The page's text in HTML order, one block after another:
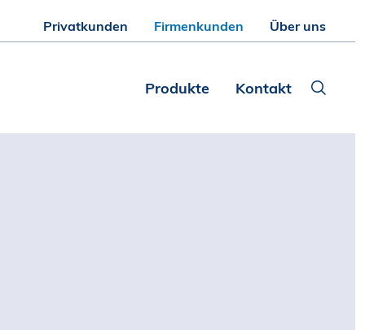
Privatkunden Firmenkunden Über uns
Produkte Kontakt